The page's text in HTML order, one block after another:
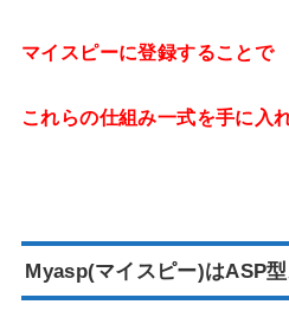
マイスピーに登録することで
これらの仕組み一式を手に入
Myasp(マイスピー)はASP